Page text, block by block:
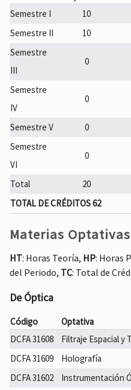
Semestre I
10
Semestre II
10
Semestre
III
0
Semestre
IV
0
Semestre V 0
Semestre
VI
0
Total 20
TOTAL DE CRÉDITOS 62
Materias Optativas
HT: Horas Teoría, HP: Horas
del Periodo, TC: Total de
De Óptica
Código Optativa
DCFA 31608
Filtraje Espacial y
DCFA 31609
Holografía
DCFA 31602
Instrumentación